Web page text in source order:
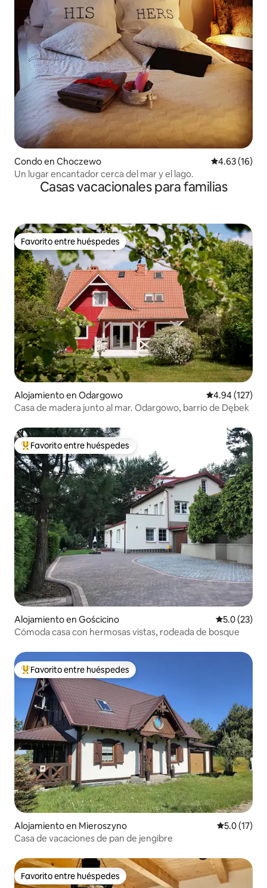
Condo en Choczewo Calificación
4.63 (16)
Un lugar encantador cerca del mar y el lago.
Casas vacacionales para familias
Favorito entre huéspedes
Favorito entre huéspedes
Alojamiento en Odargowo Calificación
4.94 (127)
Casa de madera junto al mar. Odargowo, barrio de Dębek
Favorito entre huéspedes preferido
Favorito entre huéspedes
Alojamiento en Gościcino Calificación
5.0 (23)
Cómoda casa con hermosas vistas, rodeada de bosque
Favorito entre huéspedes preferido
Favorito entre huéspedes
Alojamiento en Mieroszyno Calificación
5.0 (17)
Casa de vacaciones de pan de jengibre
Favorito entre huéspedes
Favorito entre huéspedes